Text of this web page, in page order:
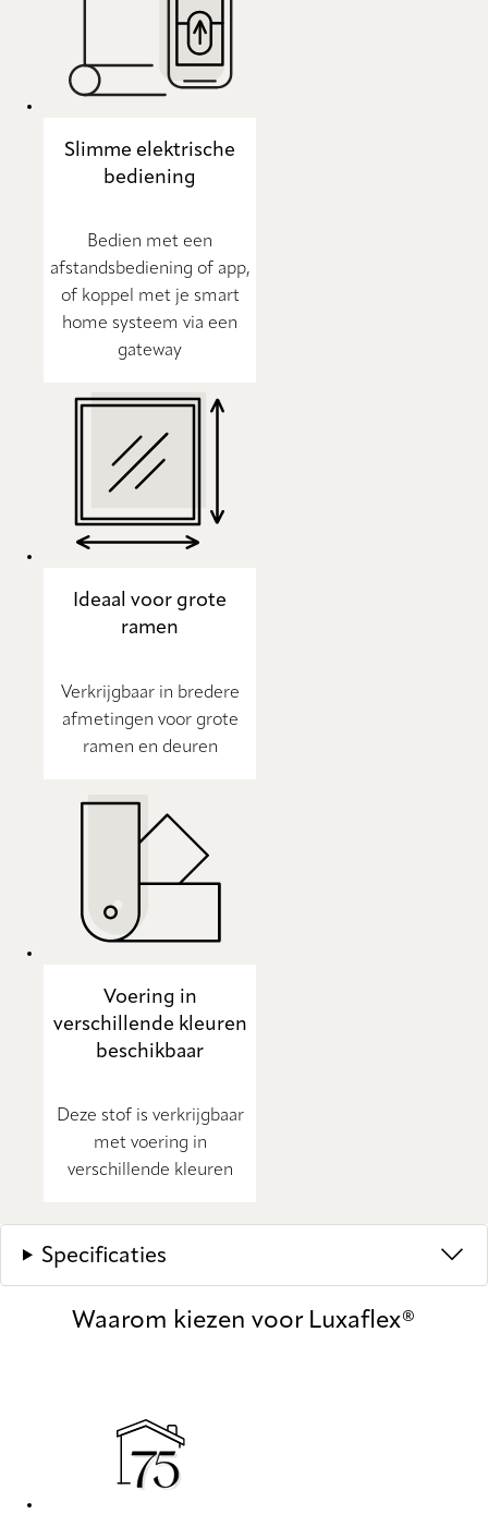
Slimme elektrische
bediening
Bedien met een
afstandsbediening of app,
of koppel met je smart
home systeem via een
gateway
Ideaal voor grote
ramen
Verkrijgbaar in bredere
afmetingen voor grote
ramen en deuren
Voering in
verschillende kleuren
beschikbaar
Deze stof is verkrijgbaar
met voering in
verschillende kleuren
Specificaties
Waarom kiezen voor Luxaflex®